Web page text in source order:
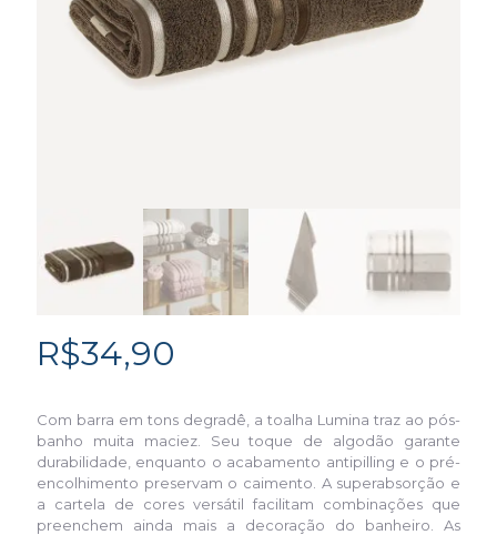
R$34,90
Com barra em tons degradê, a toalha Lumina traz ao pós-
banho muita maciez. Seu toque de algodão garante
durabilidade, enquanto o acabamento antipilling e o pré-
encolhimento preservam o caimento. A superabsorção e
a cartela de cores versátil facilitam combinações que
preenchem ainda mais a decoração do banheiro. As